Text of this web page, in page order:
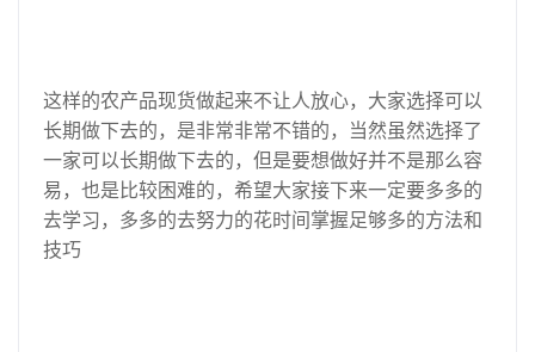
这样的农产品现货做起来不让人放心，大家选择可以
长期做下去的，是非常非常不错的，当然虽然选择了
一家可以长期做下去的，但是要想做好并不是那么容
易，也是比较困难的，希望大家接下来一定要多多的
去学习，多多的去努力的花时间掌握足够多的方法和
技巧